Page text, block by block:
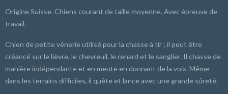
Origine Suisse. Chiens courant de taille moyenne. Avec épreuve de
travail.
Chien de petite vénerie utilisé pour la chasse à tir ; il peut être
créancé sur le lièvre, le chevreuil, le renard et le sanglier. Il chasse de
manière indépendante et en meute en donnant de la voix. Même
dans les terrains difficiles, il quête et lance avec une grande sûreté.